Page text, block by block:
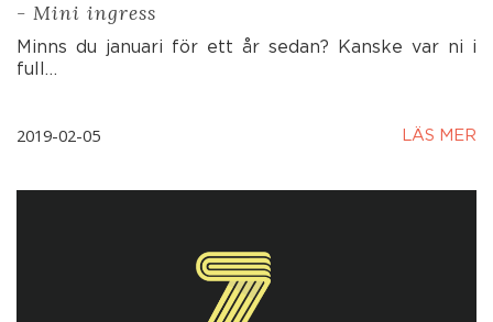
- Mini ingress
Minns du januari för ett år sedan? Kanske var ni i
full…
2019-02-05 LÄS MER